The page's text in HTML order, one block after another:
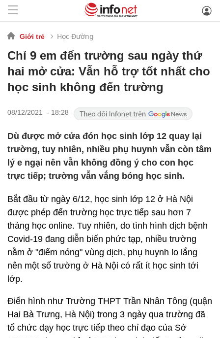
Giới trẻ Học Đường
Chỉ 9 em đến trường sau ngày thứ
hai mở cửa: Vẫn hỗ trợ tốt nhất cho
học sinh không đến trường
08/12/2021 - 18:28
Dù được mở cửa đón học sinh lớp 12 quay lại
trường, tuy nhiên, nhiều phụ huynh vẫn còn tâm
lý e ngại nên vẫn không đồng ý cho con học
trực tiếp; trường vẫn vắng bóng học sinh.
Bắt đầu từ ngày 6/12, học sinh lớp 12 ở Hà Nội
được phép đến trường học trực tiếp sau hơn 7
tháng học online. Tuy nhiên, do tình hình dịch bệnh
Covid-19 đang diễn biến phức tạp, nhiều trường
nằm ở "điểm nóng" vùng dịch, phụ huynh lo lắng
nên một số trường ở Hà Nội có rất ít học sinh tới
lớp.
Điển hình như Trường THPT Trần Nhân Tông (quận
Hai Bà Trưng, Hà Nội) trong 3 ngày qua trường đã
tổ chức dạy học trực tiếp theo chỉ đạo của Sở